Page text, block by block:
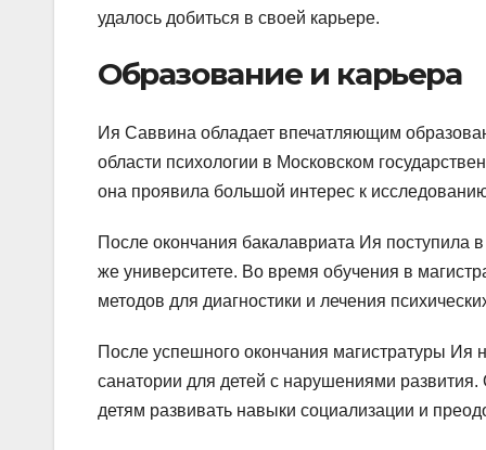
удалось добиться в своей карьере.
Образование и карьера
Ия Саввина обладает впечатляющим
области психологии в Московском
она проявила большой интерес к
После окончания бакалавриата Ия поступила
же университете. Во время обучения в
методов для диагностики и лечения
После успешного окончания магистратуры Ия
санатории для детей с нарушениями
детям развивать навыки социализации и